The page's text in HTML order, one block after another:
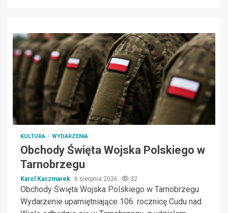
KULTURA WYDARZENIA
Obchody Święta Wojska Polskiego w
Tarnobrzegu
Karol Kaczmarek 6 sierpnia 2026 32
Obchody Święta Wojska Polskiego w Tarnobrzegu
Wydarzenie upamiętniające 106. rocznicę Cudu nad